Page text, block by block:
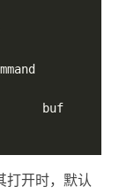
打开时，默认